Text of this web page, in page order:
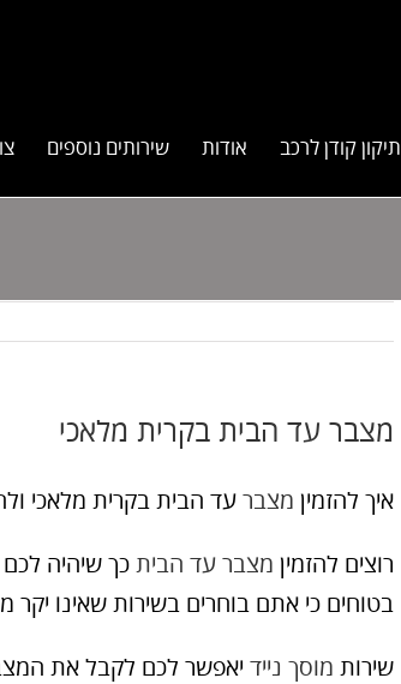
תיקון קודן לרכב אודות שירותים נוספים
מצבר עד הבית בקרית מלאכי
איך להזמין מצברעד הבית בקרית מלאכי
רוצים להזמין מצבר עד הביתכך שיהיה
בטוחים כי אתם בוחרים בשירות שאינו
שירות מוסך נייד יאפשר לכם לקבל את